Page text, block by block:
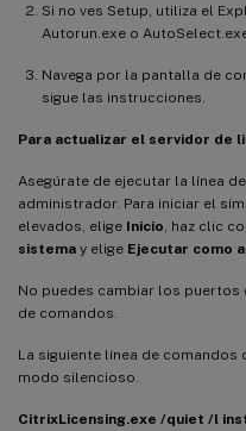
Si no ves Setup, utiliza el
Autorun.exe o
Navega por la pantalla de
sigue las instrucciones.
Para actualizar el servidor de
Asegúrate de ejecutar la línea
administrador. Para iniciar el
elevados, elige Inicio , haz clic
sistema y elige Ejecutar como
No puedes cambiar los puertos
de comandos.
La siguiente línea de
modo silencioso.
CitrixLicensing.exe /quiet /l